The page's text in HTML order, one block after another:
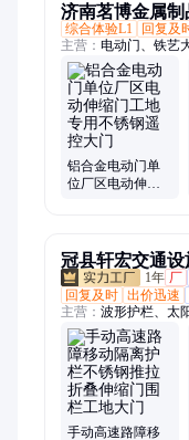
济南茗博金属制
综合体验L1
回复及
主营： 电动门、铁艺
门、铝合金电动伸缩
伸缩门、铝艺护栏、
道闸、广告道闸、直
艺护栏、铁艺围墙护
闸、段滑门、电动段
铝合金电动门单
位厂区电动伸缩
冠县轩宏交通设
1年 厂
回复及时 出价迅速
主营： 波形护栏、太
滚筒护栏、反光膜、
桩、桥梁护栏、防眩
手动高速路障移